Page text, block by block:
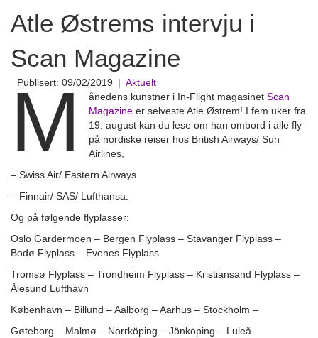
Atle Østrems intervju i
Scan Magazine
Publisert: 09/02/2019 | Aktuelt
M ånedens kunstner i In-Flight magasinet Scan
Magazineer selveste Atle Østrem! I fem uker fra
19. august kan du lese om han ombord i alle fly
på nordiske reiser hos British Airways/ Sun
Airlines,
– Swiss Air/ Eastern Airways
– Finnair/ SAS/ Lufthansa.
Og på følgende flyplasser:
Oslo Gardermoen – Bergen Flyplass – Stavanger Flyplass –
Bodø Flyplass – Evenes Flyplass
Tromsø Flyplass – Trondheim Flyplass – Kristiansand Flyplass –
Ålesund Lufthavn
København – Billund – Aalborg – Aarhus – Stockholm –
Gøteborg – Malmø – Norrköping – Jönköping – Luleå